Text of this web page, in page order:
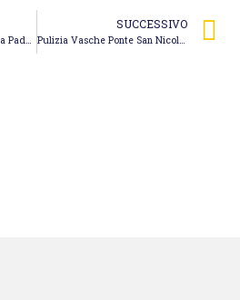
Pulizia Vasche Villafranca Padovana – Espurgo Miotello Andrea
SUCCESSIVO
Pulizia Vasche Ponte San Nicolò – Eco Jet S.a.s. di Maggiolo Davide & C.